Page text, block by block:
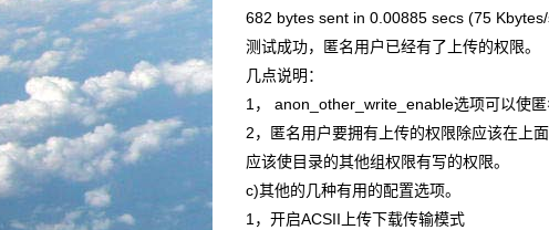
682 bytes sent in 0.00885 secs (75
测试成功，匿名用户已经有了上传的权限。
几点说明：
1， anon_other_write_enable选项可以使匿
2，匿名用户要拥有上传的权限除应该在上
应该使目录的其他组权限有写的权限。
c)其他的几种有用的配置选项。
1，开启ACSII上传下载传输模式